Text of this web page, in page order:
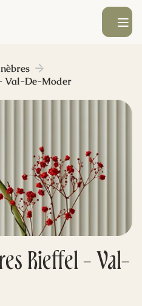
Ouvrir le
Rieffel - Val-
Val-De-Moder